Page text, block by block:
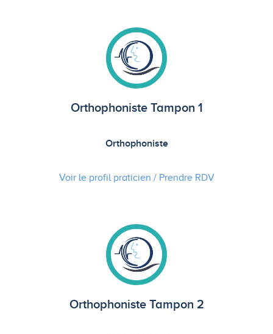
Orthophoniste Tampon 1
Orthophoniste
Voir le profil praticien / Prendre RDV
Orthophoniste Tampon 2